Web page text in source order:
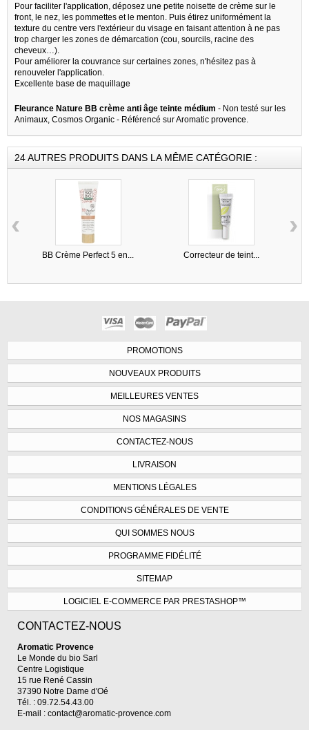
Pour faciliter l'application, déposez une petite noisette de crème sur le
front, le nez, les pommettes et le menton. Puis étirez uniformément la
texture du centre vers l'extérieur du visage en faisant attention à ne pas
trop charger les zones de démarcation (cou, sourcils, racine des
cheveux…).
Pour améliorer la couvrance sur certaines zones, n'hésitez pas à
renouveler l'application.
Excellente base de maquillage
Fleurance Nature BB crème anti âge teinte médium - Non testé sur les
Animaux, Cosmos Organic - Référencé sur Aromatic provence.
24 AUTRES PRODUITS DANS LA MÊME CATÉGORIE :
BB Crème Perfect 5 en... Correcteur de teint...
‹ ›
PROMOTIONS
NOUVEAUX PRODUITS
MEILLEURES VENTES
NOS MAGASINS
CONTACTEZ-NOUS
LIVRAISON
MENTIONS LÉGALES
CONDITIONS GÉNÉRALES DE VENTE
QUI SOMMES NOUS
PROGRAMME FIDÉLITÉ
SITEMAP
LOGICIEL E-COMMERCE PAR PRESTASHOP™
CONTACTEZ-NOUS
Aromatic Provence
Le Monde du bio Sarl
Centre Logistique
15 rue René Cassin
37390 Notre Dame d'Oé
Tél. : 09.72.54.43.00
E-mail : contact@aromatic-provence.com